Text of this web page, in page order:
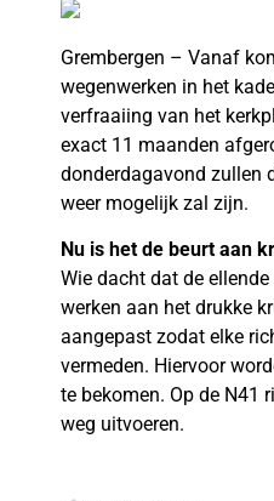
Grembergen – Vanaf
wegenwerken in het
verfraaiing van het
exact 11 maanden
donderdagavond zullen
weer mogelijk zal zijn.
Nu is het de beurt aan
Wie dacht dat de
werken aan het drukke
aangepast zodat elke
vermeden. Hiervoor
te bekomen. Op de N41
weg uitvoeren.